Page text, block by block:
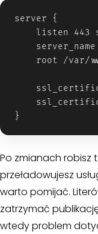
server {
listen 443
root /var/
Po zmianach robisz
przeładowujesz
warto pomijać.
zatrzymać
wtedy problem